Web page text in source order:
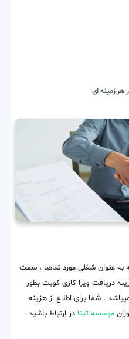
هر زمینه ای
به عنوان شغلی مورد تقاضا ، سمت
دریافت ویزا کاری کویت بطور
7000 دلار متغییر میباشد . شما برای اطلاع از هزینه
موسسه ثبتا در ارتباط باشید .